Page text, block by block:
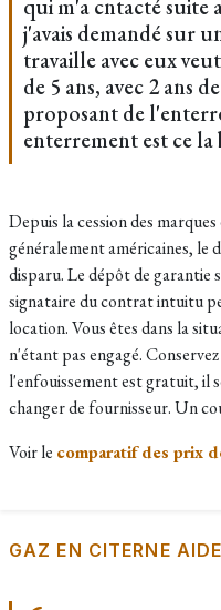
qui m'a cntacté suite
j'avais demandé sur
travaille avec eux
de 5 ans, avec 2 ans
proposant de
enterrement est ce
Depuis la cession des
généralement américaines, le
disparu. Le dépôt de garantie
signataire du contrat intuitu
location. Vous êtes dans la
n'étant pas engagé.
l'enfouissement est gratuit, il
changer de fournisseur. Un
Voir le comparatif des prix
GAZ EN CITERNE AIDE